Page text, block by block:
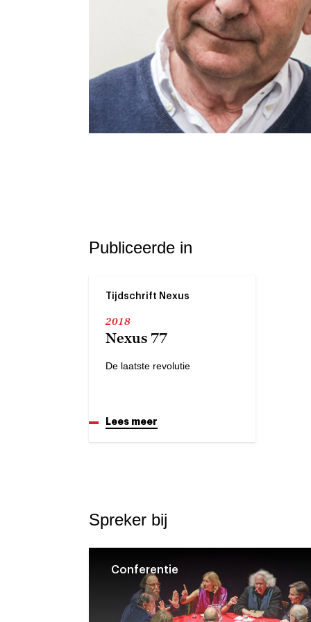
Publiceerde in
Tijdschrift Nexus
2018
Nexus 77
De laatste revolutie
Lees meer
Spreker bij
Conferentie